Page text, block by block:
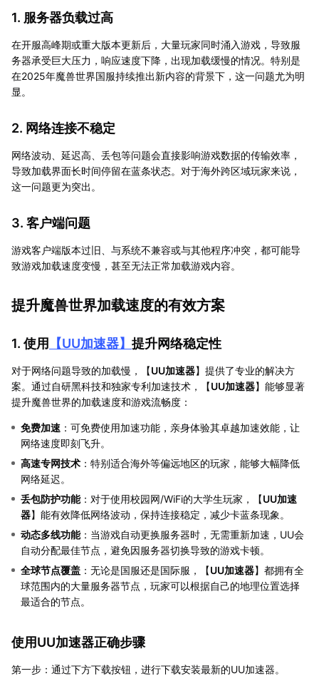
1. 服务器负载过高
在开服高峰期或重大版本更新后，大量玩家同时涌入游戏，导致服
务器承受巨大压力，响应速度下降，出现加载缓慢的情况。特别是
在2025年魔兽世界国服持续推出新内容的背景下，这一问题尤为明
显。
2. 网络连接不稳定
网络波动、延迟高、丢包等问题会直接影响游戏数据的传输效率，
导致加载界面长时间停留在蓝条状态。对于海外跨区域玩家来说，
这一问题更为突出。
3. 客户端问题
游戏客户端版本过旧、与系统不兼容或与其他程序冲突，都可能导
致游戏加载速度变慢，甚至无法正常加载游戏内容。
提升魔兽世界加载速度的有效方案
1. 使用 【UU加速器】 提升网络稳定性
对于网络问题导致的加载慢，【UU加速器】提供了专业的解决方
案。通过自研黑科技和独家专利加速技术，【UU加速器】能够显著
提升魔兽世界的加载速度和游戏流畅度：
免费加速 ：可免费使用加速功能，亲身体验其卓越加速效能，让
网络速度即刻飞升。
高速专网技术 ：特别适合海外等偏远地区的玩家，能够大幅降低
网络延迟。
丢包防护功能：对于使用校园网/WiFi的大学生玩家，【UU加速
器】能有效降低网络波动，保持连接稳定，减少卡蓝条现象。
动态多线功能：当游戏自动更换服务器时，无需重新加速，UU会
自动分配最佳节点，避免因服务器切换导致的游戏卡顿。
全球节点覆盖 ：无论是国服还是国际服，【UU加速器】都拥有全
球范围内的大量服务器节点，玩家可以根据自己的地理位置选择
最适合的节点。
使用UU加速器正确步骤
第一步：通过下方下载按钮，进行下载安装最新的UU加速器。